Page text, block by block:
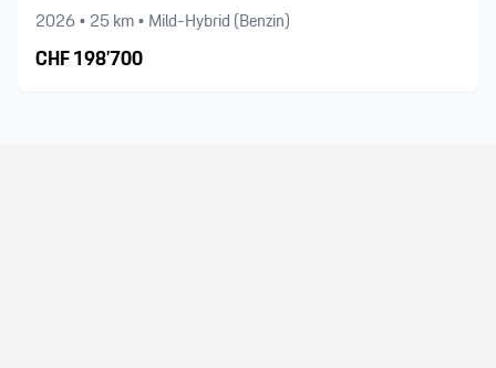
2026• 25km • Mild-Hybrid (Benzin)
CHF198’700